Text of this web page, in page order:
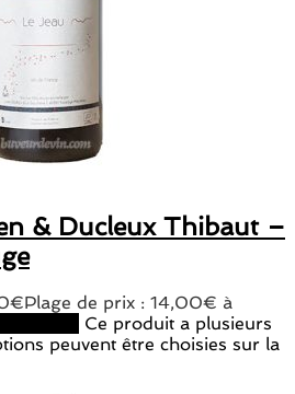
& Ducleux Thibaut –
€Plage de prix : 14,00€ à
Ce produit a plusieurs
peuvent être choisies sur la